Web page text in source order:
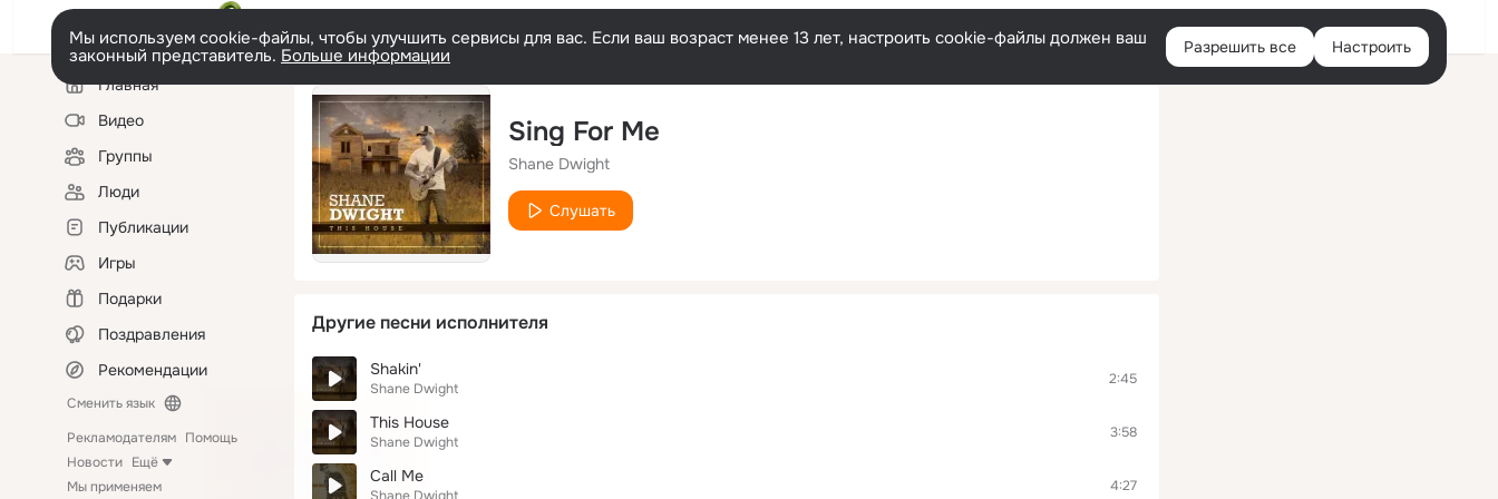
Войти
Мы используем cookie-файлы, чтобы улучшить сервисы для вас. Если ваш возраст менее 13 лет, настроить cookie-файлы должен ваш
законный представитель. Больше информации Разрешить все Настроить
Левая
колонкаГлавная
Видео
Группы
Люди
Публикации
Игры
Подарки
Поздравления
Рекомендации
Сменить язык
Рекламодателям Помощь
Новости Ещё
Мы применяем
Sing For Me
Shane Dwight
Слушать
Другие песни исполнителя
Shakin'
Shane Dwight
2:45
This House
Shane Dwight
3:58
Call Me 4:27